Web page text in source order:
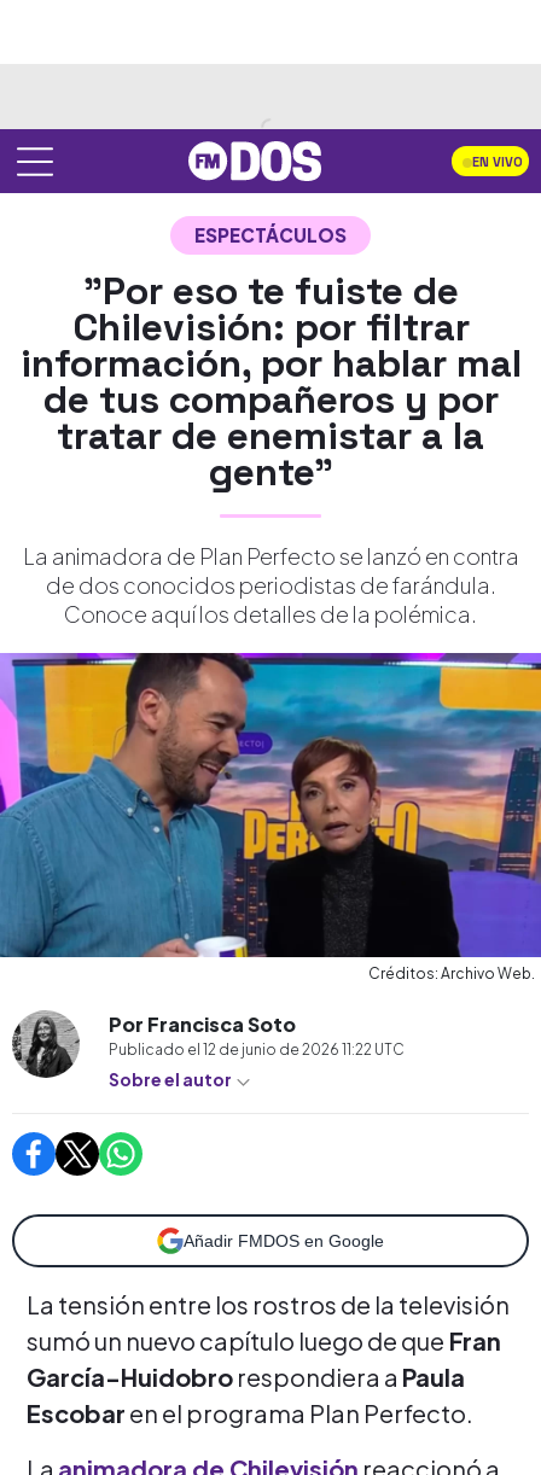
EN VIVO
ESPECTÁCULOS
"Por eso te fuiste de
Chilevisión: por filtrar
información, por hablar mal
de tus compañeros y por
tratar de enemistar a la
gente"
La animadora de Plan Perfecto se lanzó en contra
de dos conocidos periodistas de farándula.
Conoce aquí los detalles de la polémica.
Créditos: Archivo Web.
Por Francisca Soto
Publicado el 12 de junio de 2026 11:22 UTC
Sobre el autor
Añadir FMDOS en Google
La tensión entre los rostros de la televisión
sumó un nuevo capítulo luego de que Fran
García-Huidobro respondiera a Paula
Escobar en el programa Plan Perfecto.
La animadora de Chilevisión reaccionó a